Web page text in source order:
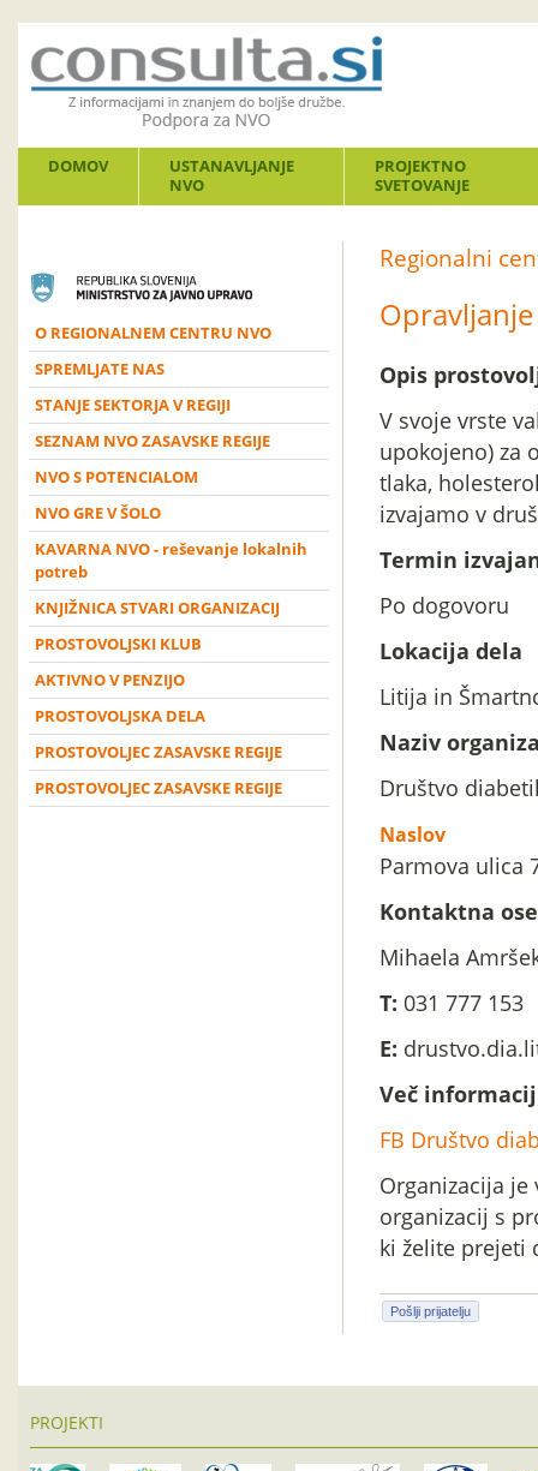
DOMOV
USTANAVLJANJE
NVO
PROJEKTNO
SVETOVANJE
O REGIONALNEM CENTRU NVO
SPREMLJATE NAS
STANJE SEKTORJA V REGIJI
SEZNAM NVO ZASAVSKE REGIJE
NVO S POTENCIALOM
NVO GRE V ŠOLO
KAVARNA NVO - reševanje lokalnih
potreb
KNJIŽNICA STVARI ORGANIZACIJ
PROSTOVOLJSKI KLUB
AKTIVNO V PENZIJO
PROSTOVOLJSKA DELA
PROSTOVOLJEC ZASAVSKE REGIJE
PROSTOVOLJEC ZASAVSKE REGIJE
Regionalni
Opis
V svoje vrste
upokojeno) za
tlaka,
izvajamo v
Termin
Po dogovoru
Lokacija dela
Litija in
Naziv
Društvo
Naslov
Parmova ulica
Kontaktna
Mihaela
T: 031 777 153
E:
Več
FB Društvo
Organizacija
organizacij s
ki želite prejeti
Pošlji prijatelju
PROJEKTI